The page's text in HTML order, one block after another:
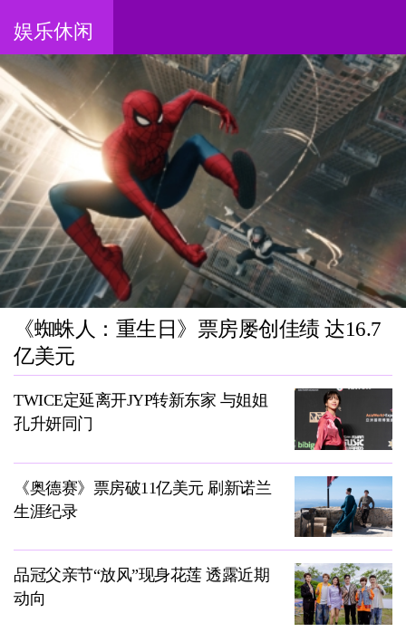
娱乐休闲
《蜘蛛人：重生日》票房屡创佳绩 达16.7
亿美元
TWICE定延离开JYP转新东家 与姐姐
孔升妍同门
《奥德赛》票房破11亿美元 刷新诺兰
生涯纪录
品冠父亲节“放风”现身花莲 透露近期
动向